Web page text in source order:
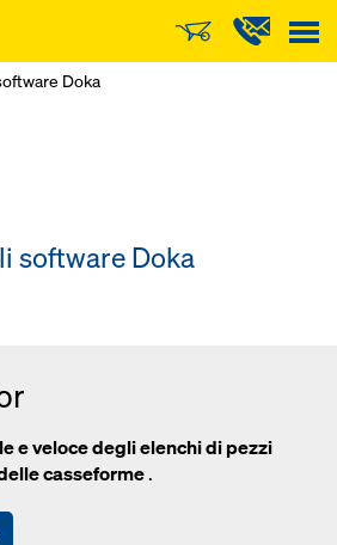
Doka
software Doka
e veloce degli elenchi di pezzi
casseforme.